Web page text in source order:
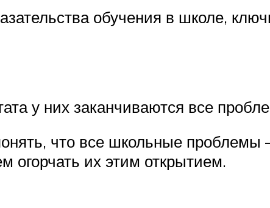
обучения в школе,
у них заканчиваются все
что все школьные проблемы
огорчать их этим открытием.